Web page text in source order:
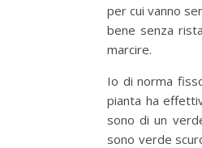
per cui vanno
bene senza
marcire.
Io di norma
pianta ha
sono di un
sono verde